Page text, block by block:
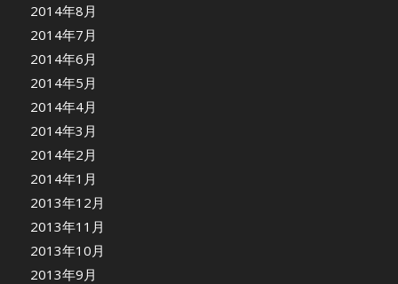
2014年8月
2014年7月
2014年6月
2014年5月
2014年4月
2014年3月
2014年2月
2014年1月
2013年12月
2013年11月
2013年10月
2013年9月